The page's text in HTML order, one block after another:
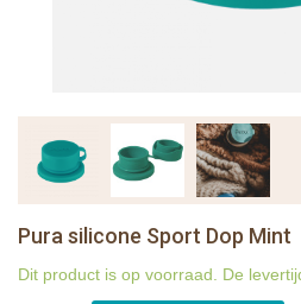
Pura silicone Sport Dop Mint
Dit product is op voorraad. De